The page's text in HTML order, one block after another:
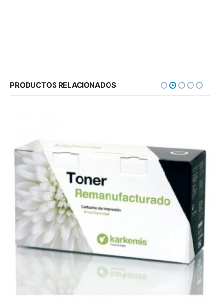
PRODUCTOS RELACIONADOS